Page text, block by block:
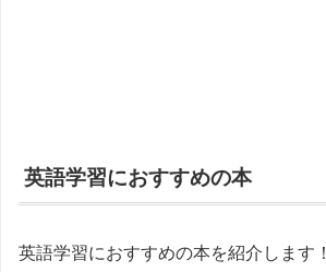
英語学習におすすめの本
英語学習におすすめの本を紹介します！